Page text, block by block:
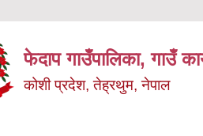
फेदाप गाउँपालिका, गाउँ
कोशी प्रदेश, तेह्रथुम, नेपाल